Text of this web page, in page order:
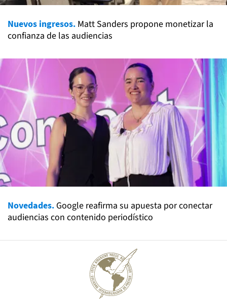
Nuevos ingresos. Matt Sanders propone monetizar la
confianza de las audiencias
Novedades. Google reafirma su apuesta por conectar
audiencias con contenido periodístico